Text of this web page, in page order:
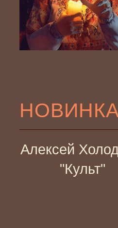
Алексей
"Культ"